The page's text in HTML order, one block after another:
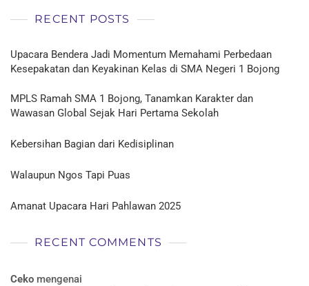
RECENT POSTS
Upacara Bendera Jadi Momentum Memahami Perbedaan
Kesepakatan dan Keyakinan Kelas di SMA Negeri 1 Bojong
MPLS Ramah SMA 1 Bojong, Tanamkan Karakter dan
Wawasan Global Sejak Hari Pertama Sekolah
Kebersihan Bagian dari Kedisiplinan
Walaupun Ngos Tapi Puas
Amanat Upacara Hari Pahlawan 2025
RECENT COMMENTS
Ceko mengenai